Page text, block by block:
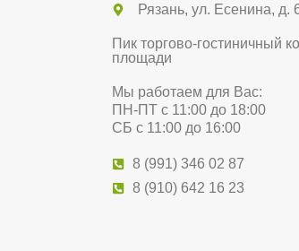
Рязань, ул. Есенина, д.
Пик торгово-гостиничный
площади
Мы работаем для Вас:
ПН-ПТ с 11:00 до 18:00
СБ с 11:00 до 16:00
8 (991) 346 02 87
8 (910) 642 16 23